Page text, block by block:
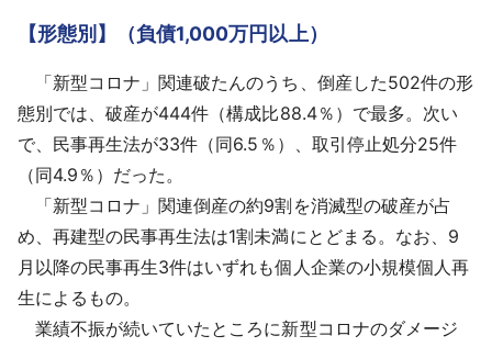
【形態別】（負債1,000万円以上）
「新型コロナ」関連破たんのうち、倒産した502件の形
態別では、破産が444件（構成比88.4％）で最多。次い
で、民事再生法が33件（同6.5％）、取引停止処分25件
（同4.9％）だった。
「新型コロナ」関連倒産の約9割を消滅型の破産が占
め、再建型の民事再生法は1割未満にとどまる。なお、9
月以降の民事再生3件はいずれも個人企業の小規模個人再
生によるもの。
業績不振が続いていたところに新型コロナのダメージ